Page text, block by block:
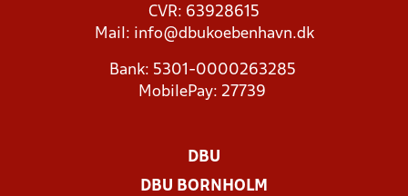
CVR: 63928615
Mail: info@dbukoebenhavn.dk
Bank: 5301-0000263285
MobilePay: 27739
DBU
DBU BORNHOLM